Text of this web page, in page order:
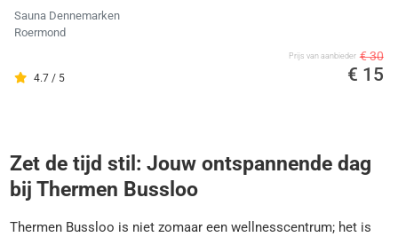
Sauna Dennemarken
Roermond
4.7 / 5
Prijs van aanbieder € 30
€ 15
Zet de tijd stil: Jouw ontspannende dag
bij Thermen Bussloo
Thermen Bussloo is niet zomaar een wellnesscentrum; het is